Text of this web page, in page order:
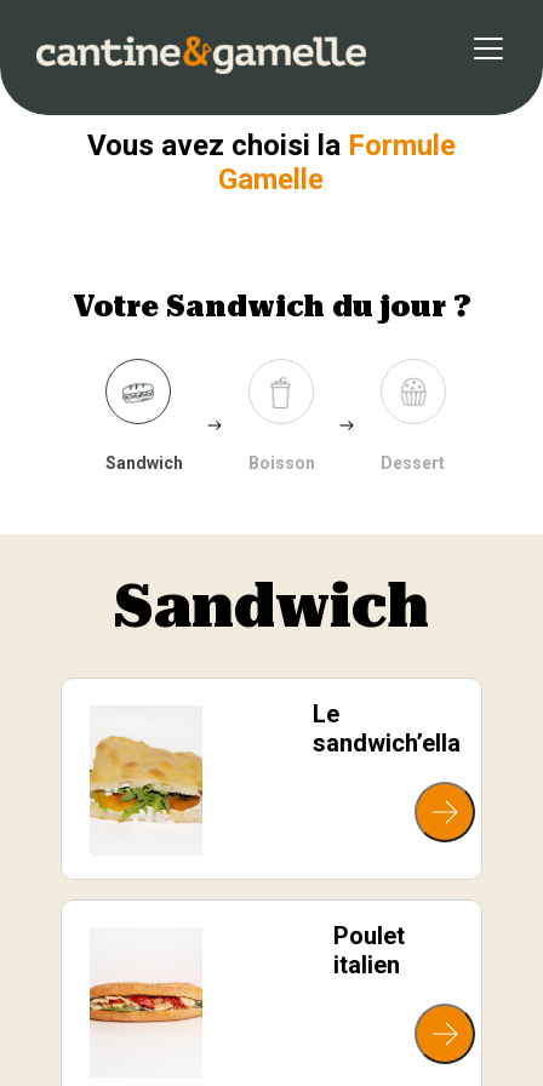
Vous avez choisi la Formule
Gamelle
Votre Sandwich du jour ?
Sandwich Boisson Dessert
Sandwich
Le
sandwich’ella
Poulet
italien